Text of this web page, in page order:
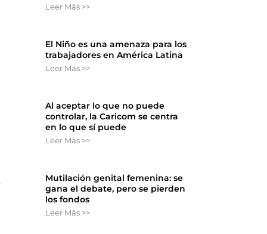
Leer Más >>
El Niño es una amenaza para los
trabajadores en América Latina
Leer Más >>
Al aceptar lo que no puede
controlar, la Caricom se centra
en lo que sí puede
Leer Más >>
Mutilación genital femenina: se
gana el debate, pero se pierden
los fondos
Leer Más >>